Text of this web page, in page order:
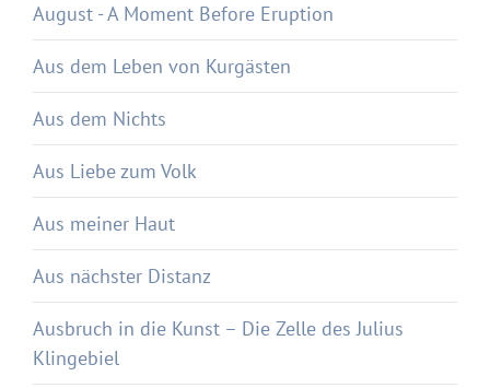
August - A Moment Before Eruption
Aus dem Leben von Kurgästen
Aus dem Nichts
Aus Liebe zum Volk
Aus meiner Haut
Aus nächster Distanz
Ausbruch in die Kunst – Die Zelle des Julius
Klingebiel